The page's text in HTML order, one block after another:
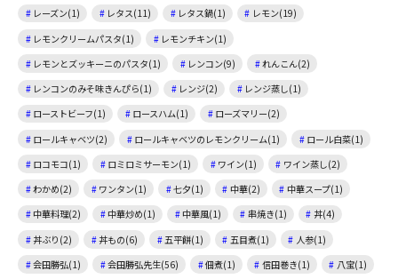
レーズン(1)
レタス(11) レタス鍋(1)
レモン(19)
レモンクリームパスタ(1)
レモンチキン(1)
レモンとズッキーニのパスタ(1)
レンコン(9)
れんこん(2)
レンコンのみそ味きんぴら(1)
レンジ(2)
レンジ蒸し(1)
ローストビーフ(1)
ロースハム(1)
ローズマリー(2)
ロールキャベツ(2)
ロールキャベツのレモンクリーム(1)
ロール白菜(1)
ロコモコ(1)
ロミロミサーモン(1) ワイン(1)
ワイン蒸し(2)
わかめ(2)
ワンタン(1) 七夕(1) 中華(2)
中華スープ(1)
中華料理(2)
中華炒め(1) 中華風(1) 串焼き(1)
丼(4)
丼ぶり(2)
丼もの(6) 五平餅(1) 五目煮(1)
人参(1)
会田勝弘(1)
会田勝弘先生(56) 佃煮(1) 信田巻き(1)
八宝(1)